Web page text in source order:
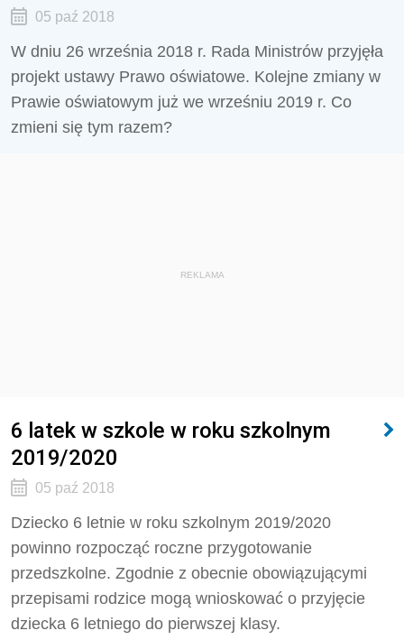
05 paź 2018
W dniu 26 września 2018 r. Rada Ministrów przyjęła
projekt ustawy Prawo oświatowe. Kolejne zmiany w
Prawie oświatowym już we wrześniu 2019 r. Co
zmieni się tym razem?
REKLAMA
6 latek w szkole w roku szkolnym
2019/2020
05 paź 2018
Dziecko 6 letnie w roku szkolnym 2019/2020
powinno rozpocząć roczne przygotowanie
przedszkolne. Zgodnie z obecnie obowiązującymi
przepisami rodzice mogą wnioskować o przyjęcie
dziecka 6 letniego do pierwszej klasy.